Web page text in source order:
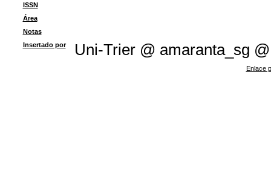
ISSN
Área
Notas
Insertado por
Uni-Trier @ amaranta_sg
Enlace